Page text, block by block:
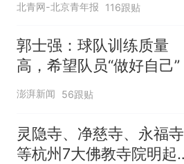
北青网-北京青年报 116跟贴
郭士强：球队训练质量
高，希望队员“做好自己”
澎湃新闻 56跟贴
灵隐寺、净慈寺、永福寺
等杭州7大佛教寺院明起